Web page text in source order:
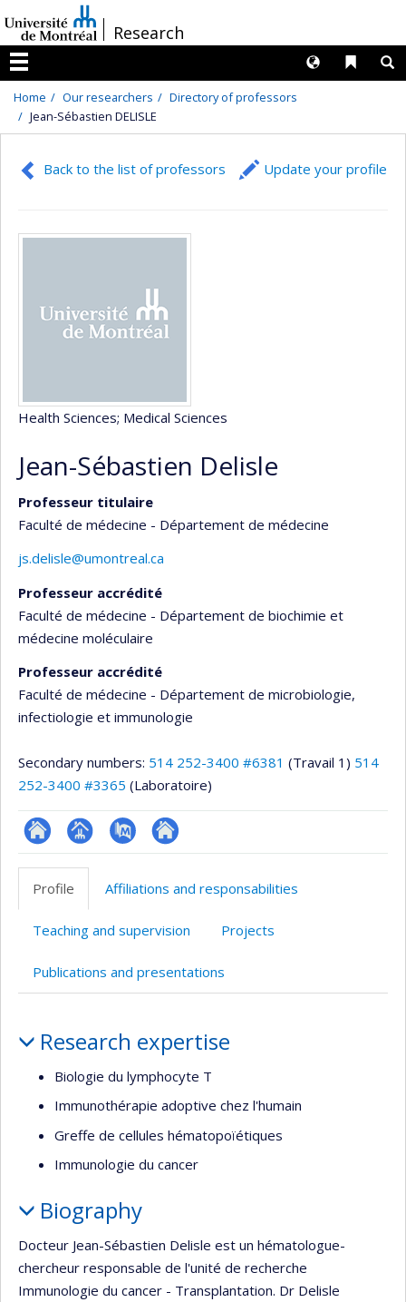
au
contenu
/Research
Menu
Liens
Langues
Home Our researchers
Directory of professors
Jean-Sébastien DELISLE
Back to the list of professors Update your profile
Health Sciences; Medical Sciences
Jean-Sébastien Delisle
Professeur titulaire
Faculté de médecine - Département de médecine
js.delisle@umontreal.ca
Professeur accrédité
Faculté de médecine - Département de biochimie et
médecine moléculaire
Professeur accrédité
Faculté de médecine - Département de microbiologie,
infectiologie et immunologie
Secondary numbers: 514 252-3400 #6381 (Travail 1) 514
252-3400 #3365 (Laboratoire)
ResearchGate
Page
professionnelle
(faculté,département,école)
PubMedAutre
Profile Affiliations and responsabilities
Teaching and supervision Projects
Publications and presentations
Research expertise
Biologie du lymphocyte T
Immunothérapie adoptive chez l'humain
Greffe de cellules hématopoïétiques
Immunologie du cancer
Biography
Docteur Jean-Sébastien Delisle est un hématologue-
chercheur responsable de l'unité de recherche
Immunologie du cancer - Transplantation. Dr Delisle